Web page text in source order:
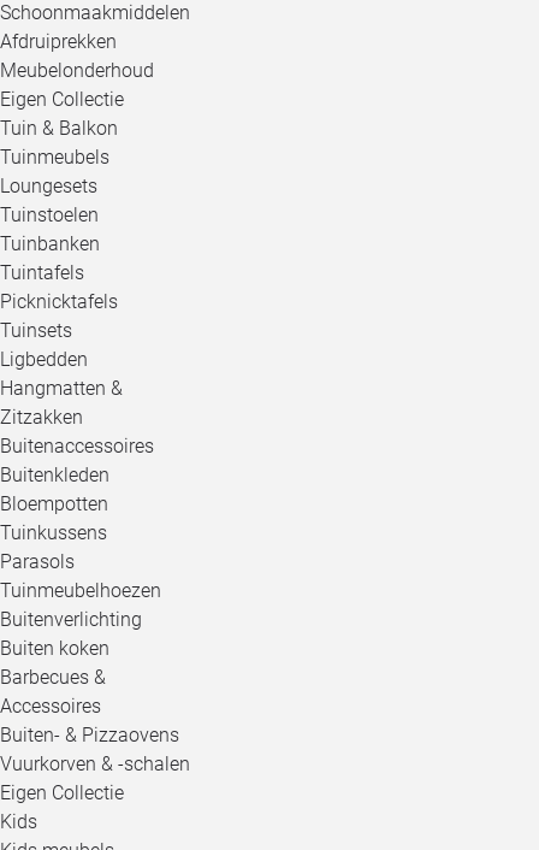
Schoonmaakmiddelen
Afdruiprekken
Meubelonderhoud
Eigen Collectie
Tuin & Balkon
Tuinmeubels
Loungesets
Tuinstoelen
Tuinbanken
Tuintafels
Picknicktafels
Tuinsets
Ligbedden
Hangmatten &
Zitzakken
Buitenaccessoires
Buitenkleden
Bloempotten
Tuinkussens
Parasols
Tuinmeubelhoezen
Buitenverlichting
Buiten koken
Barbecues &
Accessoires
Buiten- & Pizzaovens
Vuurkorven & -schalen
Eigen Collectie
Kids